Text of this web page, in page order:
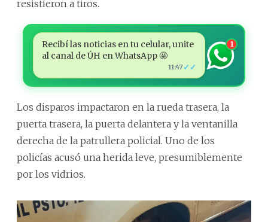
resistieron a tiros.
Recibí las noticias en tu celular, unite
al canal de ÚH en WhatsApp 🤩
11:47 ✓✓
1
Los disparos impactaron en la rueda trasera, la
puerta trasera, la puerta delantera y la ventanilla
derecha de la patrullera policial. Uno de los
policías acusó una herida leve, presumiblemente
por los vidrios.